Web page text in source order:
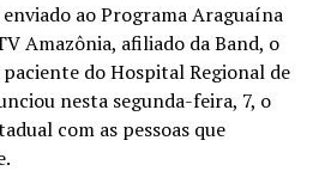
ao Programa Araguaína
Amazônia, afiliado da Band, o
do Hospital Regional de
nesta segunda-feira, 7, o
com as pessoas que